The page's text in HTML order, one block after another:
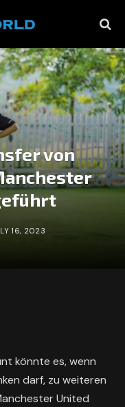
von
16, 2023
könnte es, wenn
darf, zu weiteren
United